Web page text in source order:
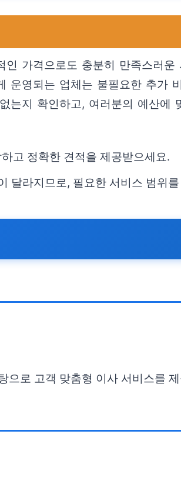
가격으로도 충분히 만족스러
영되는 업체는 불필요한 추가
지 확인하고, 여러분의 예산에
고 정확한 견적을 제공받으세요.
달라지므로, 필요한 서비스 범위
으로 고객 맞춤형 이사 서비스를